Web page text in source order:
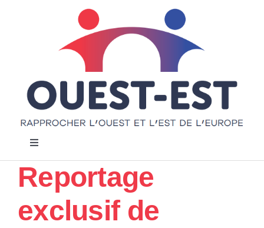
Navigation
à
bascule
Accueil
Notre projet
Reportage
exclusif de